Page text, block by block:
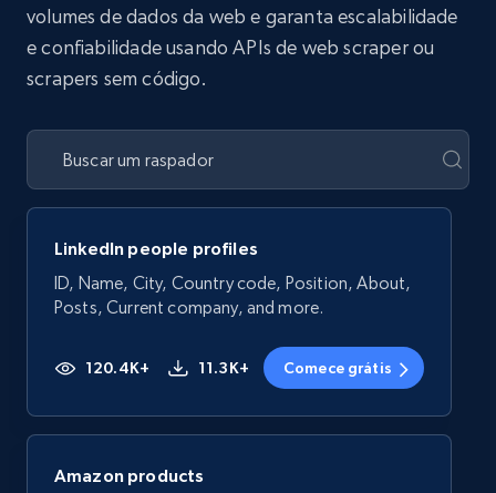
volumes de dados da web e garanta escalabilidade
e confiabilidade usando APIs de web scraper ou
scrapers sem código.
LinkedIn people profiles
ID, Name, City, Country code, Position, About,
Posts, Current company, and more.
120.4K+ 11.3K+ Comece grátis
Amazon products